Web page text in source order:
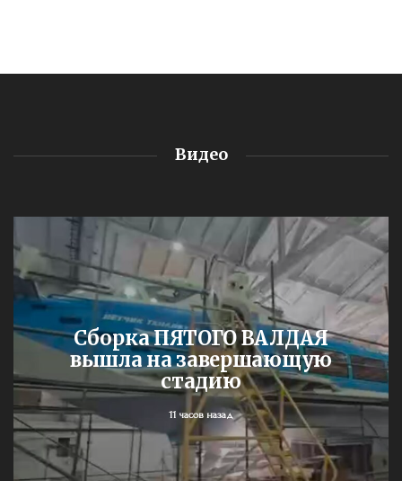
Видео
Сборка ПЯТОГО ВАЛДАЯ
вышла на завершающую
стадию
11 часов назад